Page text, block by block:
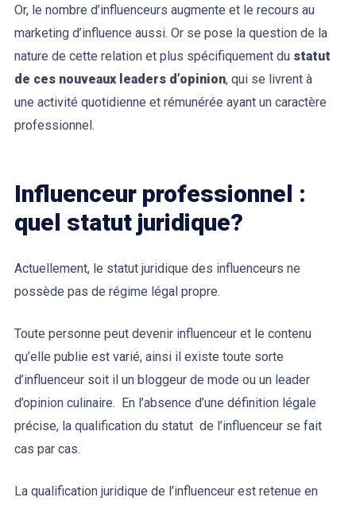
Or, le nombre d’influenceurs augmente et le recours au
marketing d’influence aussi. Or se pose la question de la
nature de cette relation et plus spécifiquement dustatut
de ces nouveaux leaders d’opinion, qui se livrent à
une activité quotidienne et rémunérée ayant un caractère
professionnel.
Influenceur professionnel :
quel statut juridique?
Actuellement, le statut juridique des influenceurs ne
possède pas de régime légal propre.
Toute personne peut devenir influenceur et le contenu
qu’elle publie est varié, ainsi il existe toute sorte
d’influenceur soit il un bloggeur de mode ou un leader
d’opinion culinaire. En l’absence d’une définition légale
précise, la qualification du statut de l’influenceur se fait
cas par cas.
La qualification juridique de l’influenceur est retenue en